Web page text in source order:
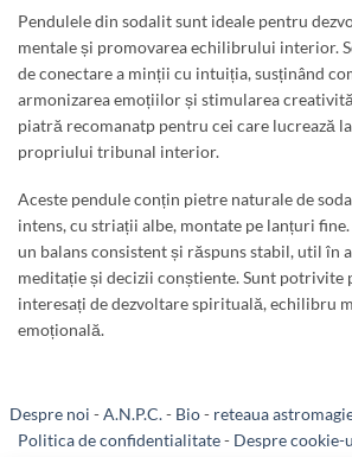
Pendulele din sodalit sunt ideale pentru
mentale și promovarea echilibrului interior.
de conectare a minții cu intuiția, susținând
armonizarea emoțiilor și stimularea
piatră recomanatp pentru cei care lucrează
propriului tribunal interior.
Aceste pendule conțin pietre naturale de
intens, cu striații albe, montate pe lanțuri
un balans consistent și răspuns stabil, util în
meditație și decizii conștiente. Sunt
interesați de dezvoltare spirituală, echilibru
emoțională.
Despre noi -A.N.P.C.- Bio- reteaua
Politica de confidentialitate- Despre cookie-